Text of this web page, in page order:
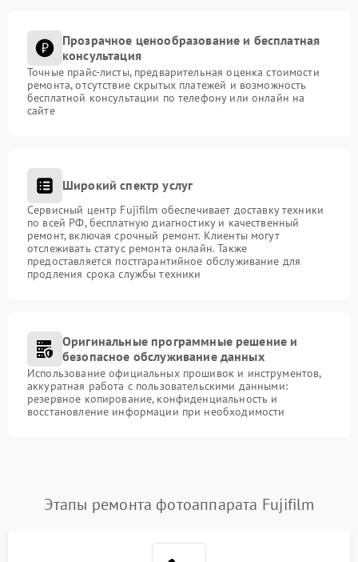
Прозрачное ценообразование и бесплатная
консультация
Точные прайс-листы, предварительная оценка стоимости
ремонта, отсутствие скрытых платежей и возможность
бесплатной консультации по телефону или онлайн на
сайте
Широкий спектр услуг
Сервисный центр Fujifilm обеспечивает доставку техники
по всей РФ, бесплатную диагностику и качественный
ремонт, включая срочный ремонт. Клиенты могут
отслеживать статус ремонта онлайн. Также
предоставляется постгарантийное обслуживание для
продления срока службы техники
Оригинальные программные решение и
безопасное обслуживание данных
Использование официальных прошивок и инструментов,
аккуратная работа с пользовательскими данными:
резервное копирование, конфиденциальность и
восстановление информации при необходимости
Этапы ремонта фотоаппарата Fujifilm